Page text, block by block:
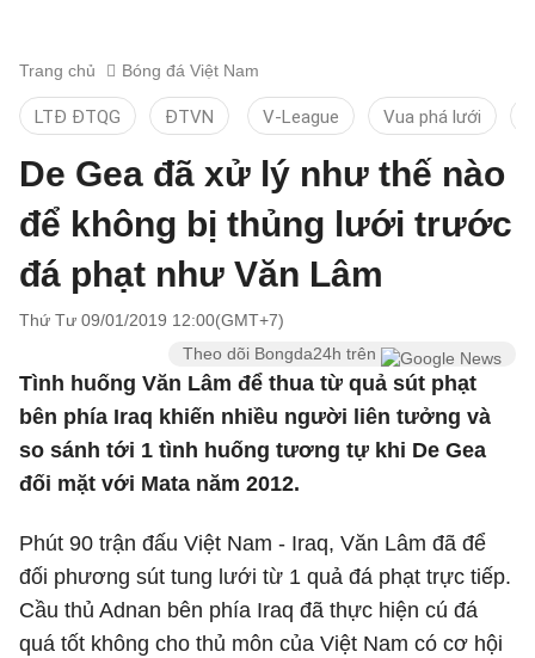
Trang chủ Bóng đá Việt Nam
LTĐ ĐTQG ĐTVN V-League Vua phá lưới
De Gea đã xử lý như thế nào
để không bị thủng lưới trước
đá phạt như Văn Lâm
Thứ Tư 09/01/2019 12:00(GMT+7)
Theo dõi Bongda24h trên
Tình huống Văn Lâm để thua từ quả sút phạt
bên phía Iraq khiến nhiều người liên tưởng và
so sánh tới 1 tình huống tương tự khi De Gea
đối mặt với Mata năm 2012.
Phút 90 trận đấu Việt Nam - Iraq, Văn Lâm đã để
đối phương sút tung lưới từ 1 quả đá phạt trực tiếp.
Cầu thủ Adnan bên phía Iraq đã thực hiện cú đá
quá tốt không cho thủ môn của Việt Nam có cơ hội